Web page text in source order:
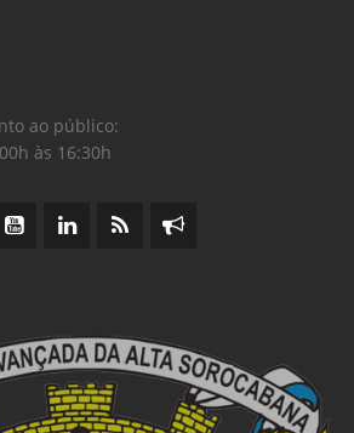
ao público:
às 16:30h